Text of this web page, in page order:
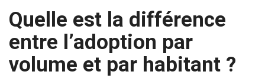
Quelle est la différence
entre l’adoption par
volume et par habitant ?